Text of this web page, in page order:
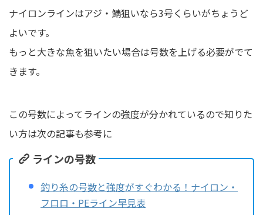
ナイロンラインはアジ・鯖狙いなら3号くらいがちょうど
よいです。
もっと大きな魚を狙いたい場合は号数を上げる必要がでて
きます。
この号数によってラインの強度が分かれているので知りた
い方は次の記事も参考に
ラインの号数
釣り糸の号数と強度がすぐわかる！ナイロン・
フロロ・PEライン早見表